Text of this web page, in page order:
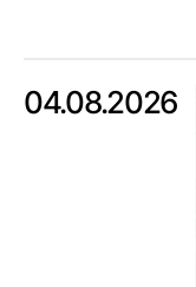
04.08.2026